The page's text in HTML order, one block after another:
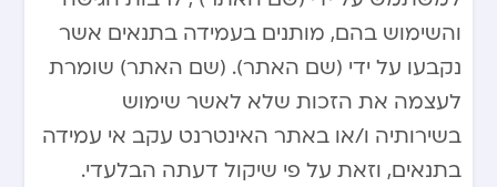
והשימוש בהם, מותנים בעמידה בתנאים אשר
נקבעו על ידי (שם האתר). (שם האתר) שומרת
לעצמה את הזכות שלא לאשר שימוש
בשירותיה ו/או באתר האינטרנט עקב אי עמידה
בתנאים, וזאת על פי שיקול דעתה הבלעדי.